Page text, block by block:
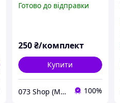
Готово до відправки
250 ₴/комплект
Купити
073 Shop (Магазин 073) 100%